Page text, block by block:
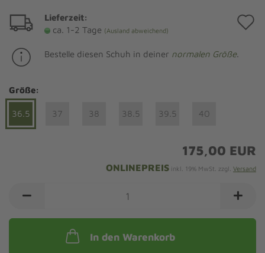
Lieferzeit:
ca. 1-2 Tage (Ausland abweichend)
Bestelle diesen Schuh in deiner normalen Größe.
Größe:
36.5 37 38 38.5 39.5 40
175,00 EUR
ONLINEPREIS inkl. 19% MwSt. zzgl. Versand
In den Warenkorb